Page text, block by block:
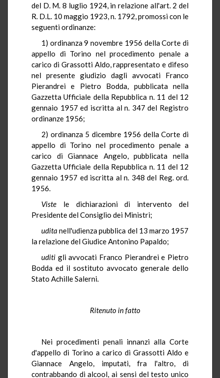
del D. M. 8 luglio 1924, in relazione all'art. 2 del
R. D.L. 10 maggio 1923, n. 1792, promossi con le
seguenti ordinanze:
1) ordinanza 9 novembre 1956 della Corte di
appello di Torino nel procedimento penale a
carico di Grassotti Aldo, rappresentato e difeso
nel presente giudizio dagli avvocati Franco
Pierandrei e Pietro Bodda, pubblicata nella
Gazzetta Ufficiale della Repubblica n. 11 del 12
gennaio 1957 ed iscritta al n. 347 del Registro
ordinanze 1956;
2) ordinanza 5 dicembre 1956 della Corte di
appello di Torino nel procedimento penale a
carico di Giannace Angelo, pubblicata nella
Gazzetta Ufficiale della Repubblica n. 11 del 12
gennaio 1957 ed iscritta al n. 348 del Reg. ord.
1956.
Viste le dichiarazioni di intervento del
Presidente del Consiglio dei Ministri;
udita nell'udienza pubblica del 13 marzo 1957
la relazione del Giudice Antonino Papaldo;
uditi gli avvocati Franco Pierandrei e Pietro
Bodda ed il sostituto avvocato generale dello
Stato Achille Salerni.
Ritenuto in fatto
Nei procedimenti penali innanzi alla Corte
d'appello di Torino a carico di Grassotti Aldo e
Giannace Angelo, imputati, fra l'altro, di
contrabbando di alcool, ai sensi del testo unico